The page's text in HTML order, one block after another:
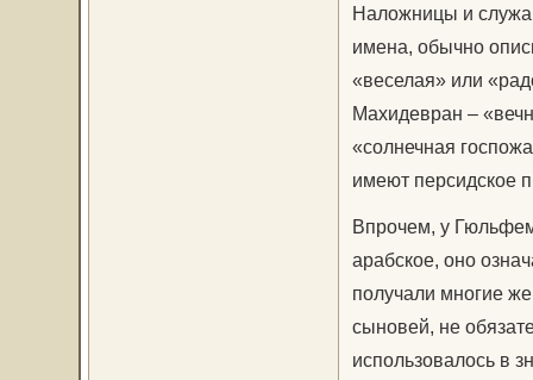
Наложницы и
имена, обычно
«веселая» или
Махидевран –
«солнечная
имеют персидское
Впрочем, у
арабское, оно
получали многие
сыновей, не
использовалось в